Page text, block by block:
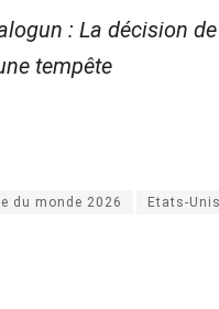
: La décision
tempête
du monde 2026 Etats-Unis